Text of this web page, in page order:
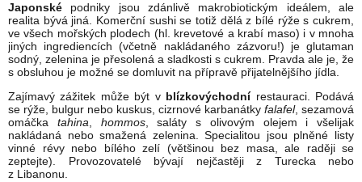
Japonské podniky jsou zdánlivě makrobiotickým ideálem, ale
realita bývá jiná. Komerční sushi se totiž dělá z bílé rýže s cukrem,
ve všech mořských plodech (hl. krevetové a krabí maso) i v mnoha
jiných ingrediencích (včetně nakládaného zázvoru!) je glutaman
sodný, zelenina je přesolená a sladkosti s cukrem. Pravda ale je, že
s obsluhou je možné se domluvit na přípravě přijatelnějšího jídla.
Zajímavý zážitek může být v blízkovýchodnírestauraci. Podává
se rýže, bulgur nebo kuskus, cizrnové karbanátky falafel, sezamová
omáčka tahina hommos, saláty s olivovým olejem i všelijak
nakládaná nebo smažená zelenina. Specialitou jsou plněné listy
vinné révy nebo bílého zelí (většinou bez masa, ale raději se
zeptejte). Provozovatelé bývají nejčastěji z Turecka nebo
z Libanonu.